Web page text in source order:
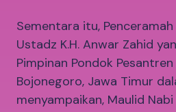
Sementara itu,
Ustadz K.H. Anwar Zahid
Pimpinan Pondok
Bojonegoro, Jawa Timur
menyampaikan, Maulid